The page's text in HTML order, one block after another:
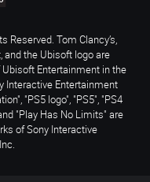
Tom Clancy’s,
and the Ubisoft logo are
Entertainment in the
Interactive Entertainment
"PS5 logo", "PS5", "PS4
"Play Has No Limits" are
of Sony Interactive